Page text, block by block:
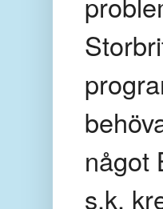
något
s.k.